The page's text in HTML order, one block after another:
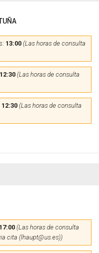
13:00 (Las horas de consulta
12:30 (Las horas de consulta
12:30 (Las horas de consulta
17:00 (Las horas de consulta
cita (lhaupt@us.es))